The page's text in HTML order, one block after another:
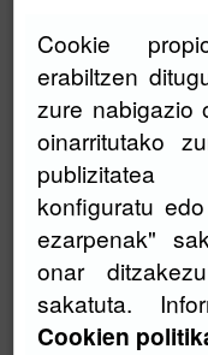
Lasarte Oria.
“Esto que parece tan
internas es muy
Ainara Arregi
Cookie
erabiltzen
zure nabigazio
oinarritutako
publizitatea
konfiguratu
ezarpenak"
onar
sakatuta.
Cookien